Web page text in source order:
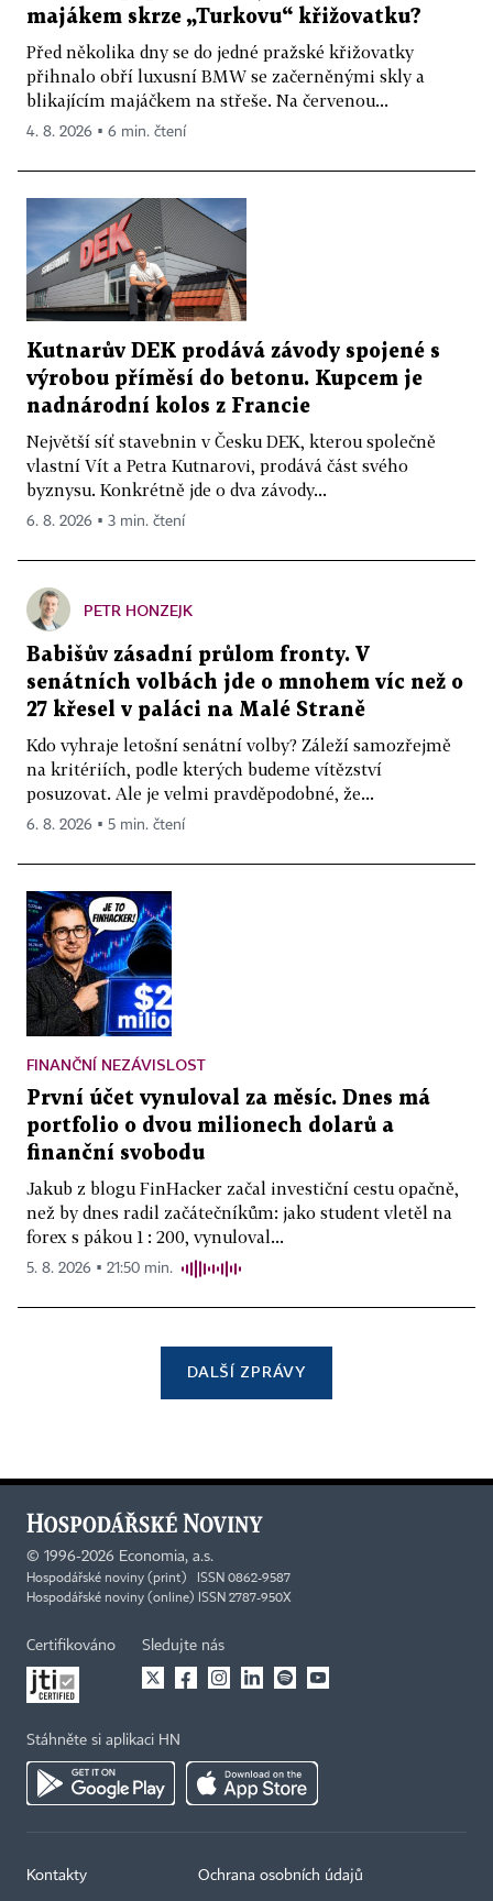
majákem skrze „Turkovu“ křižovatku?
Před několika dny se do jedné pražské křižovatky
přihnalo obří luxusní BMW se začerněnými skly a
blikajícím majáčkem na střeše. Na červenou...
4. 8. 2026 ▪ 6 min. čtení
Kutnarův DEK prodává závody spojené s
výrobou příměsí do betonu. Kupcem je
nadnárodní kolos z Francie
Největší síť stavebnin v Česku DEK, kterou společně
vlastní Vít a Petra Kutnarovi, prodává část svého
byznysu. Konkrétně jde o dva závody...
6. 8. 2026 ▪ 3 min. čtení
PETR HONZEJK
Babišův zásadní průlom fronty. V
senátních volbách jde o mnohem víc než o
27 křesel v paláci na Malé Straně
Kdo vyhraje letošní senátní volby? Záleží samozřejmě
na kritériích, podle kterých budeme vítězství
posuzovat. Ale je velmi pravděpodobné, že...
6. 8. 2026 ▪ 5 min. čtení
FINANČNÍ NEZÁVISLOST
První účet vynuloval za měsíc. Dnes má
portfolio o dvou milionech dolarů a
finanční svobodu
Jakub z blogu FinHacker začal investiční cestu opačně,
než by dnes radil začátečníkům: jako student vletěl na
forex s pákou 1 : 200, vynuloval...
5. 8. 2026 ▪ 21:50 min.
DALŠÍ ZPRÁVY
© 1996-2026 Economia, a.s.
Hospodářské noviny (print) ISSN 0862-9587
Hospodářské noviny (online) ISSN 2787-950X
Certifikováno Sledujte nás
Stáhněte si aplikaci HN
Kontakty Ochrana osobních údajů